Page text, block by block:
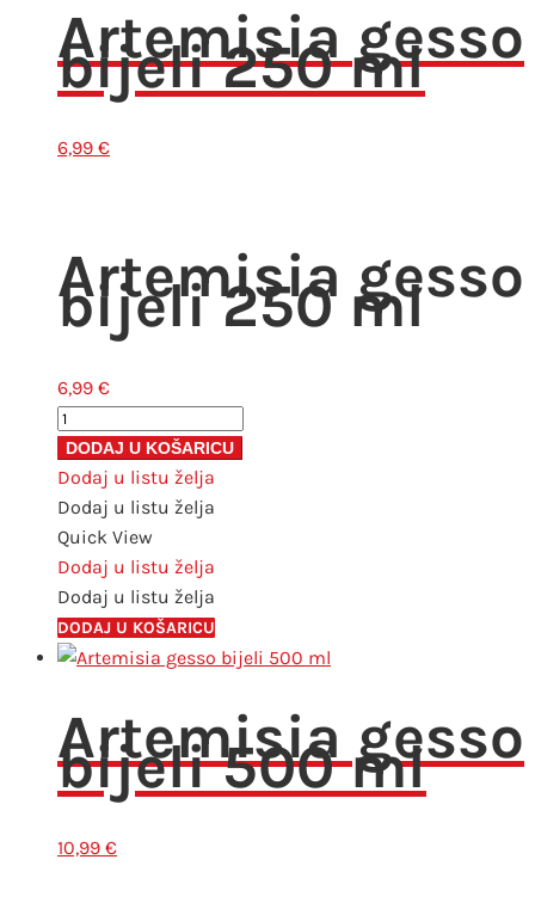
Artemisia gesso
bijeli 250 ml
6,99 €
Artemisia gesso
bijeli 250 ml
6,99 €
Artemisia
gesso
bijeli
250
ml
količina
DODAJ U KOŠARICU
Dodaj u listu želja
Dodaj u listu želja
Quick View
Dodaj u listu želja
Dodaj u listu želja
DODAJ U KOŠARICU
Artemisia gesso
bijeli 500 ml
10,99 €